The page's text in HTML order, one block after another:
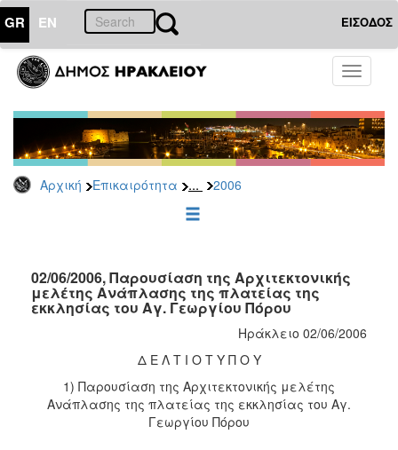
GR EN ΕΙΣΟΔΟΣ
Toggle
Αρχική Επικαιρότητα ... 2006
ΕΠΙΚΑΙΡΟΤΗΤΑ
Τύπου
Αρχείο
2026
2025
2022
2021
2018
2017
02/06/2006, Παρουσίαση της Αρχιτεκτονικής
μελέτης Ανάπλασης της πλατείας της
εκκλησίας του Αγ. Γεωργίου Πόρου
Ηράκλειο 02/06/2006
Δ Ε Λ Τ Ι Ο Τ Υ Π Ο Υ
1) Παρουσίαση της Αρχιτεκτονικής μελέτης
Ανάπλασης της πλατείας της εκκλησίας του Αγ.
Γεωργίου Πόρου